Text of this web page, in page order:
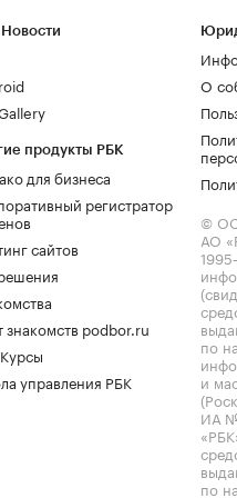
продукты РБК
для бизнеса
регистратор
сайтов
знакомств podbor.ru
управления РБК
О
©
АО
по
и
ИА
по